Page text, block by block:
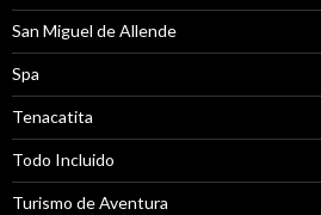
San Miguel de Allende
Spa
Tenacatita
Todo Incluido
Turismo de Aventura